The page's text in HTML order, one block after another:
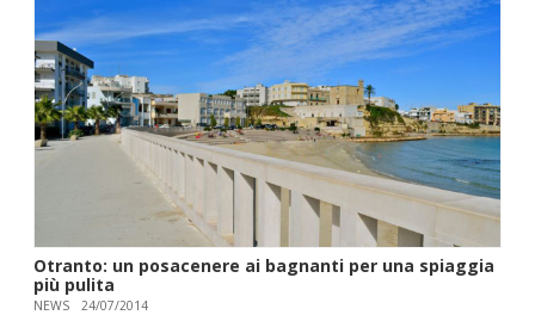
Otranto: un posacenere ai bagnanti per una spiaggia
più pulita
NEWS 24/07/2014